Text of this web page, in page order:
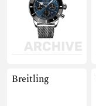
Breitling